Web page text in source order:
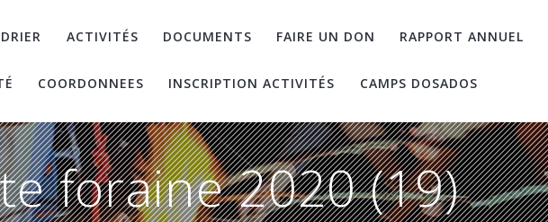
ACTIVITÉS DOCUMENTS FAIRE UN DON RAPPORT ANNUEL
COORDONNEES INSCRIPTION ACTIVITÉS CAMPS DOSADOS
foraine 2020 (19)